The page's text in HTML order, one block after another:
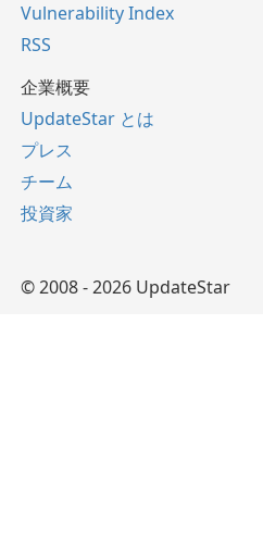
Vulnerability Index
RSS
企業概要
UpdateStar とは
プレス
チーム
投資家
© 2008 - 2026 UpdateStar